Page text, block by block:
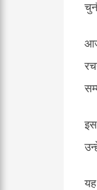
इस
यह